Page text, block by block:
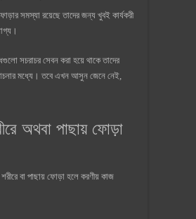
সমস্যা রয়েছে তাদের জন্য খুবই কার্যকরী
সচরাচর সেবন করা হয়ে থাকে তাদের
মধ্যে। তবে এখন আসুন জেনে নেই,
অথবা পাছায় ফোড়া
বা পাছায় ফোড়া হলে করণীয় কাজ